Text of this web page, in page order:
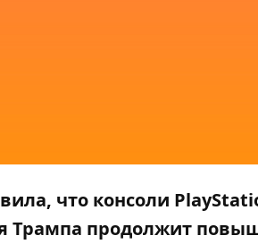
что консоли
Трампа продолжит